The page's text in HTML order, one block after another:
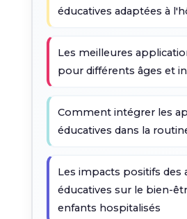
éducatives adaptées à
Les meilleures
pour différents âges et
Comment intégrer les
éducatives dans la
Les impacts positifs des
éducatives sur le bien-
enfants hospitalisés